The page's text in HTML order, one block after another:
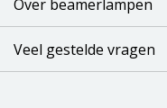
Over beamerlampen
Veel gestelde vragen